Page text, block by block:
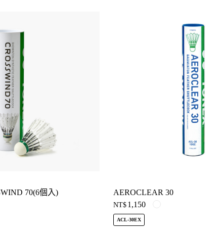
70(6個入) AEROCLEAR 30
NT$ 1,150
ACL-30EX